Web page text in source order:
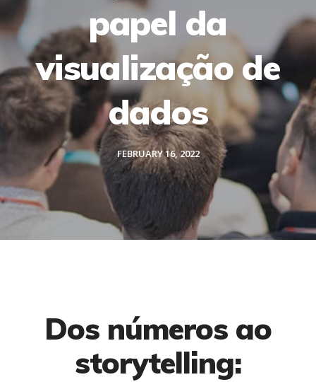
papel da
visualização de
dados
FEBRUARY 16, 2022
Dos números ao
storytelling: